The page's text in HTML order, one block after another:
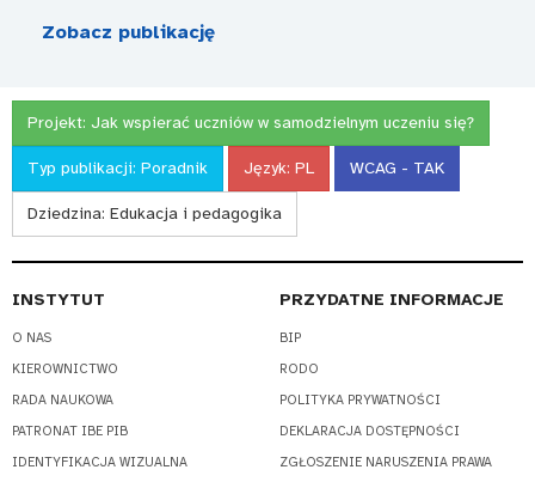
Zobacz publikację
Projekt: Jak wspierać uczniów w samodzielnym uczeniu się?
Typ publikacji: Poradnik Język: PL WCAG - TAK
Dziedzina: Edukacja i pedagogika
INSTYTUT
O NAS
KIEROWNICTWO
RADA NAUKOWA
PATRONAT IBE PIB
IDENTYFIKACJA WIZUALNA
PRZYDATNE INFORMACJE
BIP
RODO
POLITYKA PRYWATNOŚCI
DEKLARACJA DOSTĘPNOŚCI
ZGŁOSZENIE NARUSZENIA PRAWA